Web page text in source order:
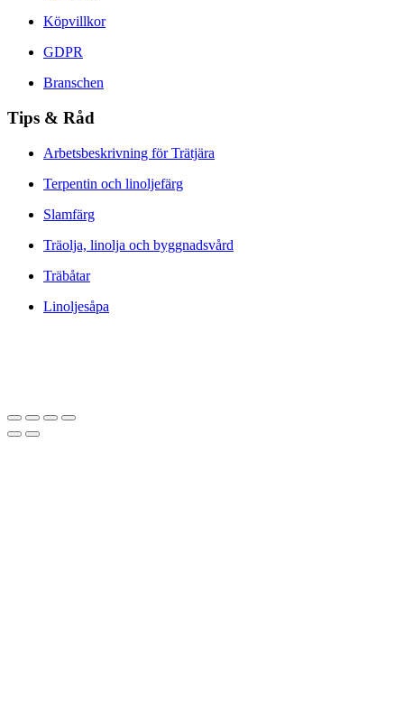
Köpvillkor
GDPR
Branschen
Tips & Råd
Arbetsbeskrivning för Trätjära
Terpentin och linoljefärg
Slamfärg
Träolja, linolja och byggnadsvård
Träbåtar
Linoljesåpa